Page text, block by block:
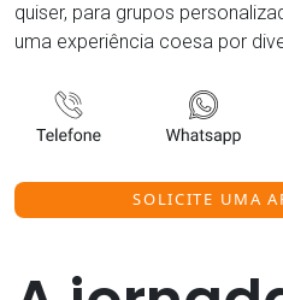
quiser, para grupos
uma experiência coesa por
SOLICITE UMA